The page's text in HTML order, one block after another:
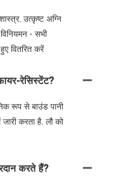
उत्कृष्ट अग्नि
- सभी
वितरित करें
रेसिस्टेंट?
रूप से बाउंड पानी
करता है, लौ को
करते हैं?